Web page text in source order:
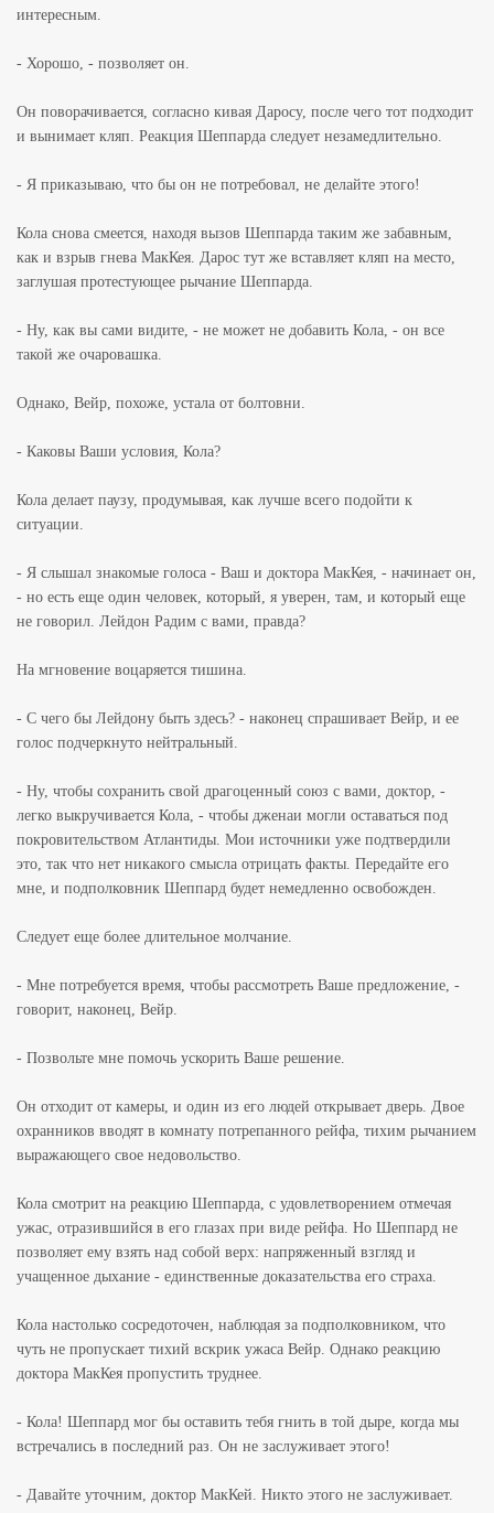
интересным.
- Хорошо, - позволяет он.
Он поворачивается, согласно кивая Даросу, после чего тот подходит
и вынимает кляп. Реакция Шеппарда следует незамедлительно.
- Я приказываю, что бы он не потребовал, не делайте этого!
Кола снова смеется, находя вызов Шеппарда таким же забавным,
как и взрыв гнева МакКея. Дарос тут же вставляет кляп на место,
заглушая протестующее рычание Шеппарда.
- Ну, как вы сами видите, - не может не добавить Кола, - он все
такой же очаровашка.
Однако, Вейр, похоже, устала от болтовни.
- Каковы Ваши условия, Кола?
Кола делает паузу, продумывая, как лучше всего подойти к
ситуации.
- Я слышал знакомые голоса - Ваш и доктора МакКея, - начинает он,
- но есть еще один человек, который, я уверен, там, и который еще
не говорил. Лейдон Радим с вами, правда?
На мгновение воцаряется тишина.
- С чего бы Лейдону быть здесь? - наконец спрашивает Вейр, и ее
голос подчеркнуто нейтральный.
- Ну, чтобы сохранить свой драгоценный союз с вами, доктор, -
легко выкручивается Кола, - чтобы дженаи могли оставаться под
покровительством Атлантиды. Мои источники уже подтвердили
это, так что нет никакого смысла отрицать факты. Передайте его
мне, и подполковник Шеппард будет немедленно освобожден.
Следует еще более длительное молчание.
- Мне потребуется время, чтобы рассмотреть Ваше предложение, -
говорит, наконец, Вейр.
- Позвольте мне помочь ускорить Ваше решение.
Он отходит от камеры, и один из его людей открывает дверь. Двое
охранников вводят в комнату потрепанного рейфа, тихим рычанием
выражающего свое недовольство.
Кола смотрит на реакцию Шеппарда, с удовлетворением отмечая
ужас, отразившийся в его глазах при виде рейфа. Но Шеппард не
позволяет ему взять над собой верх: напряженный взгляд и
учащенное дыхание - единственные доказательства его страха.
Кола настолько сосредоточен, наблюдая за подполковником, что
чуть не пропускает тихий вскрик ужаса Вейр. Однако реакцию
доктора МакКея пропустить труднее.
- Кола! Шеппард мог бы оставить тебя гнить в той дыре, когда мы
встречались в последний раз. Он не заслуживает этого!
- Давайте уточним, доктор МакКей. Никто этого не заслуживает.